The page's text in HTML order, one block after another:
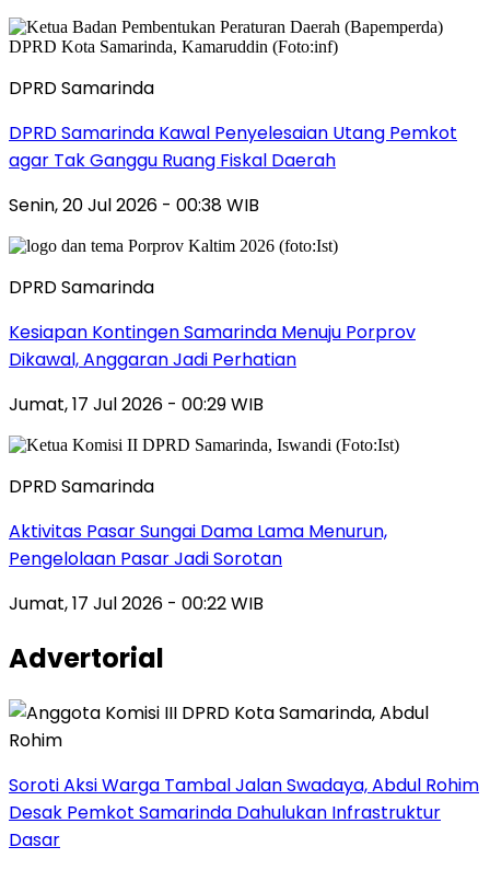
DPRD Samarinda
DPRD Samarinda Kawal Penyelesaian Utang Pemkot
agar Tak Ganggu Ruang Fiskal Daerah
Senin, 20 Jul 2026 - 00:38 WIB
DPRD Samarinda
Kesiapan Kontingen Samarinda Menuju Porprov
Dikawal, Anggaran Jadi Perhatian
Jumat, 17 Jul 2026 - 00:29 WIB
DPRD Samarinda
Aktivitas Pasar Sungai Dama Lama Menurun,
Pengelolaan Pasar Jadi Sorotan
Jumat, 17 Jul 2026 - 00:22 WIB
Advertorial
Soroti Aksi Warga Tambal Jalan Swadaya, Abdul Rohim
Desak Pemkot Samarinda Dahulukan Infrastruktur
Dasar